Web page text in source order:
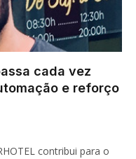
cada vez
e reforço
contribui para o